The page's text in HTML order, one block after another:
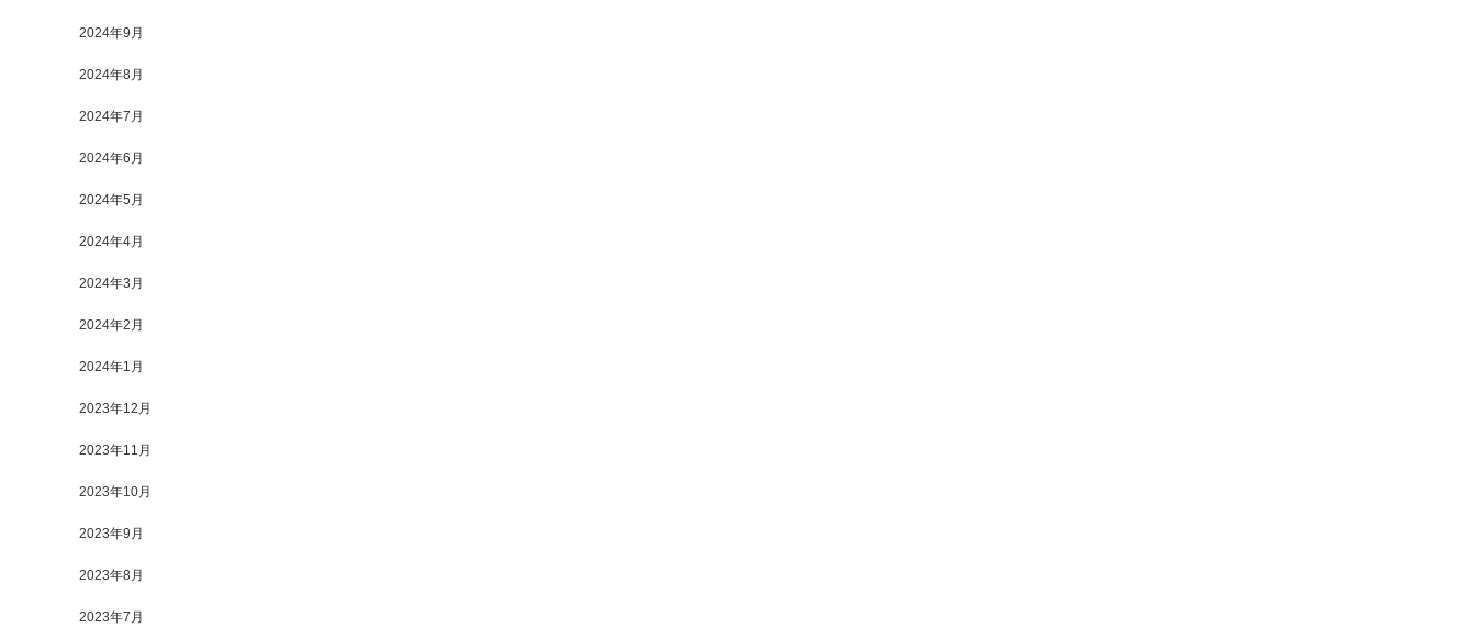
2024年9月
2024年8月
2024年7月
2024年6月
2024年5月
2024年4月
2024年3月
2024年2月
2024年1月
2023年12月
2023年11月
2023年10月
2023年9月
2023年8月
2023年7月